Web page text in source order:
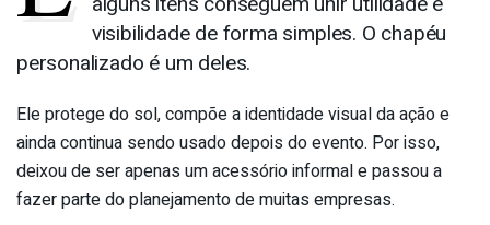
visibilidade de forma simples. O chapéu
personalizado é um deles.
Ele protege do sol, compõe a identidade visual da ação e
ainda continua sendo usado depois do evento. Por isso,
deixou de ser apenas um acessório informal e passou a
fazer parte do planejamento de muitas empresas.